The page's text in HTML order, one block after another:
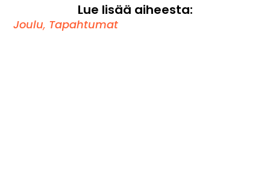
Lue lisää aiheesta:
Joulu, Tapahtumat